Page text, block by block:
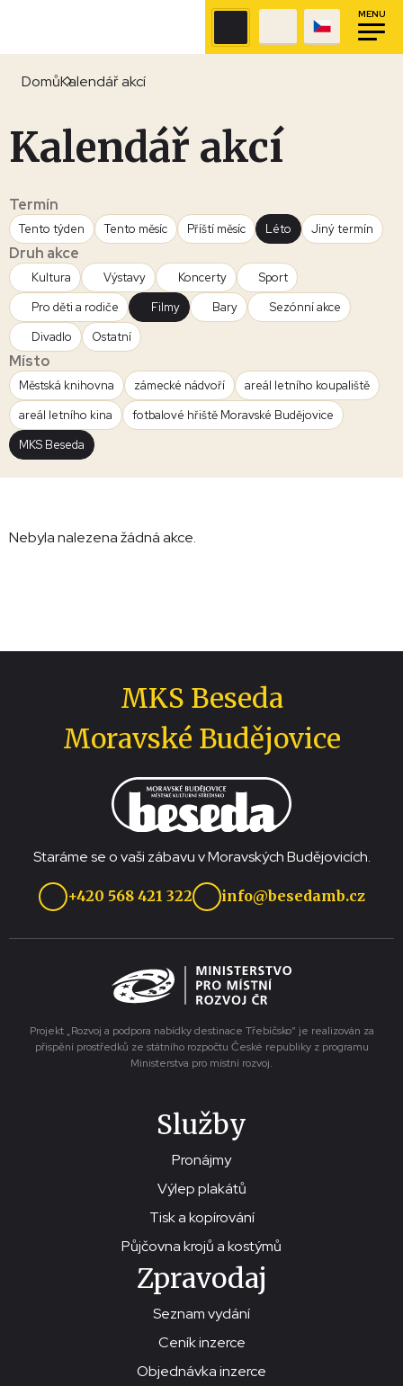
MENU
DomůKalendář akcí
Kalendář akcí
Termín
Tento týden Tento měsíc Příští měsíc Léto Jiný termín
Druh akce
Kultura Výstavy Koncerty
Sport
Pro děti a rodiče
Filmy Bary
Sezónní akce
Divadlo
Ostatní
Místo
Městská knihovna zámecké nádvoří
areál letního koupaliště
areál letního kina
fotbalové hřiště Moravské Budějovice
MKS Beseda
Nebyla nalezena žádná akce.
MKS Beseda
Moravské Budějovice
Staráme se o vaši zábavu v Moravských Budějovicích.
+420 568 421 322 info@besedamb.cz
Projekt „Rozvoj a podpora nabídky destinace Třebíčsko“ je realizován za
přispění prostředků ze státního rozpočtu České republiky z programu
Ministerstva pro místní rozvoj.
Služby
Pronájmy
Výlep plakátů
Tisk a kopírování
Půjčovna krojů a kostýmů
Zpravodaj
Seznam vydání
Ceník inzerce
Objednávka inzerce